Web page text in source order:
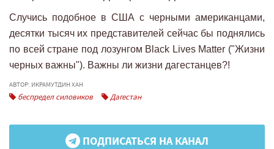
Случись подобное в США с черными американцами,
десятки тысяч их представителей сейчас бы поднялись
по всей стране под лозунгом Black Lives Matter ("Жизни
черных важны"). Важны ли жизни дагестанцев?!
АВТОР: ИКРАМУТДИН ХАН
беспредел силовиков Дагестан
ПОДПИСАТЬСЯ НА КАНАЛ